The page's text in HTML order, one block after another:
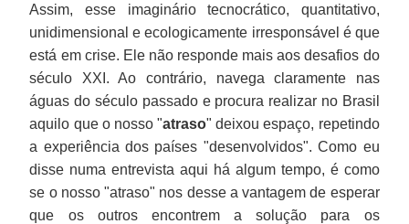
Assim, esse imaginário tecnocrático, quantitativo,
unidimensional e ecologicamente irresponsável é que
está em crise. Ele não responde mais aos desafios do
século XXI. Ao contrário, navega claramente nas
águas do século passado e procura realizar no Brasil
aquilo que o nosso "atraso" deixou espaço, repetindo
a experiência dos países "desenvolvidos". Como eu
disse numa entrevista aqui há algum tempo, é como
se o nosso "atraso" nos desse a vantagem de esperar
que os outros encontrem a solução para os